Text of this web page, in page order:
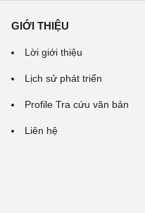
GIỚI THIỆU
Lời giới thiệu
Lịch sử phát triển
Profile Tra cứu văn bản
Liên hệ